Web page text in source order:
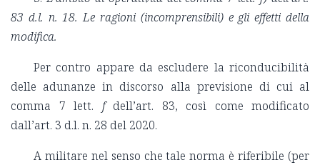
83 d.l. n. 18. Le ragioni (incomprensibili) e gli effetti della
modifica.
Per contro appare da escludere la riconducibilità
delle adunanze in discorso alla previsione di cui al
comma 7 lett. fdell’art. 83, così come modificato
dall’art. 3 d.l. n. 28 del 2020.
A militare nel senso che tale norma è riferibile (per